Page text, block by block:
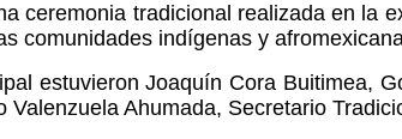
ceremonia tradicional realizada en la
comunidades indígenas y
estuvieron Joaquín Cora Buitimea,
Valenzuela Ahumada, Secretario